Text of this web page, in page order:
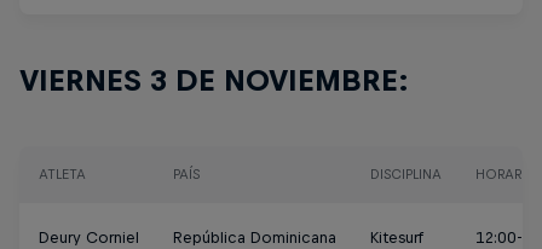
VIERNES 3 DE NOVIEMBRE:
ATLETA PAÍS DISCIPLINA HORARIO
Deury Corniel República Dominicana Kitesurf 12:00-